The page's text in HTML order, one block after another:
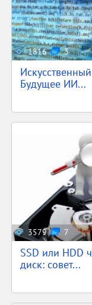
1816 3
Будущее ИИ...
3579 7
SSD или HDD
диск: совет...